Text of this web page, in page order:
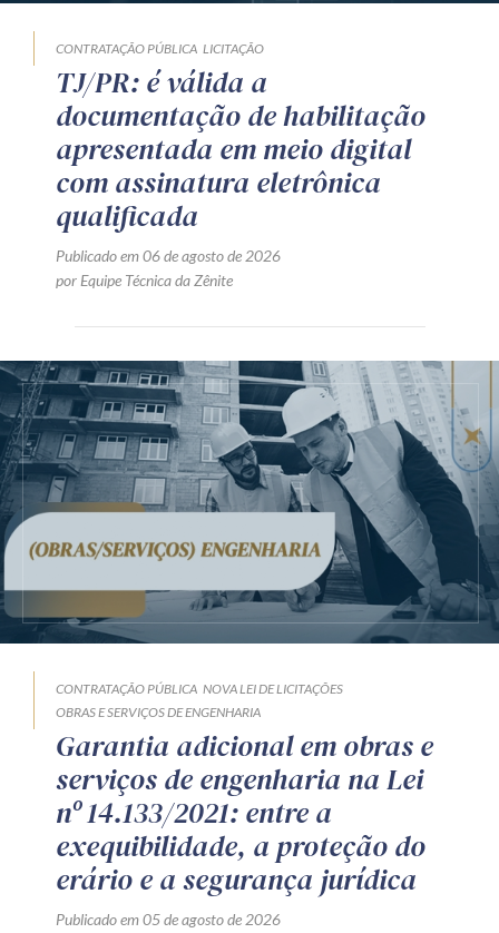
CONTRATAÇÃO PÚBLICA LICITAÇÃO
TJ/PR: é válida a
documentação de habilitação
apresentada em meio digital
com assinatura eletrônica
qualificada
Publicado em 06 de agosto de 2026
por Equipe Técnica da Zênite
CONTRATAÇÃO PÚBLICA NOVA LEI DE LICITAÇÕES
OBRAS E SERVIÇOS DE ENGENHARIA
Garantia adicional em obras e
serviços de engenharia na Lei
nº 14.133/2021: entre a
exequibilidade, a proteção do
erário e a segurança jurídica
Publicado em 05 de agosto de 2026